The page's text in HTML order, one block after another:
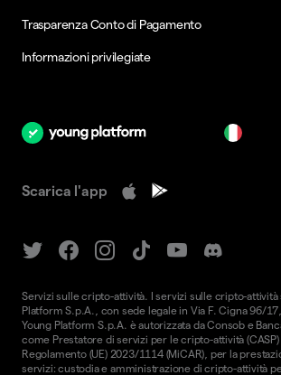
Trasparenza Conto di Pagamento
Informazioni privilegiate
Scarica l'app
Servizi sulle cripto-attività. I servizi sulle cripto-attività
Platform S.p.A., con sede legale in Via F. Cigna 96/
Young Platform S.p.A. è autorizzata da Consob e
come Prestatore di servizi per le cripto-attività (CASP)
Regolamento (UE) 2023/1114 (MiCAR), per la
servizi: custodia e amministrazione di cripto-attività